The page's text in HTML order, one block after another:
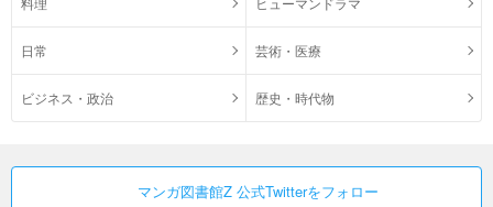
日常 芸術・医療
ビジネス・政治 歴史・時代物
マンガ図書館Z 公式Twitterをフォロー